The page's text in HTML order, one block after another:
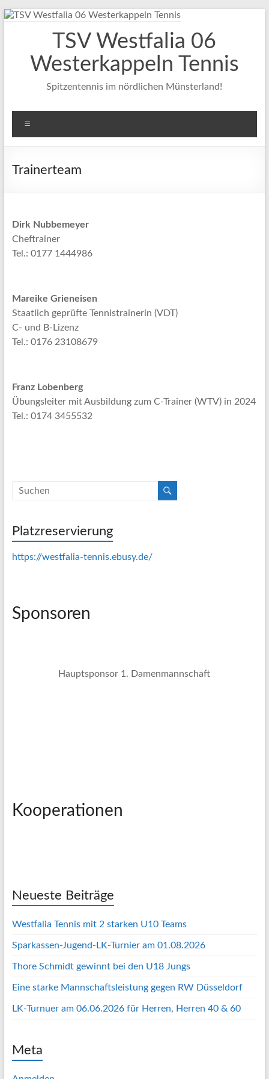
Zum
TSV Westfalia 06
Westerkappeln Tennis
Spitzentennis im nördlichen Münsterland!
Trainerteam
Dirk Nubbemeyer
Cheftrainer
Tel.: 0177 1444986
Mareike Grieneisen
Staatlich geprüfte Tennistrainerin (VDT)
C- und B-Lizenz
Tel.: 0176 23108679
Franz Lobenberg
Übungsleiter mit Ausbildung zum C-Trainer (WTV) in 2024
Tel.: 0174 3455532
Platzreservierung
https://westfalia-tennis.ebusy.de/
Sponsoren
Hauptsponsor 1. Damenmannschaft
Kooperationen
Neueste Beiträge
Westfalia Tennis mit 2 starken U10 Teams
Sparkassen-Jugend-LK-Turnier am 01.08.2026
Thore Schmidt gewinnt bei den U18 Jungs
Eine starke Mannschaftsleistung gegen RW Düsseldorf
LK-Turnuer am 06.06.2026 für Herren, Herren 40 & 60
Meta